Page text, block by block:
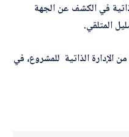
في الكشف عن الجهة
المتلقي.
الذاتية للمشروع، في